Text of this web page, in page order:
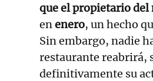
que el propietario
enenero, un hecho
Sin embargo, nadie
restaurante reabrirá,
definitivamente su